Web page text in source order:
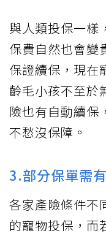
與人類投保一樣
保費自然也會變
保證續保，現在
齡毛小孩不至於
險也有自動續保
不愁沒保障。
3.部分保單需
各家產險條件不
的寵物投保，而